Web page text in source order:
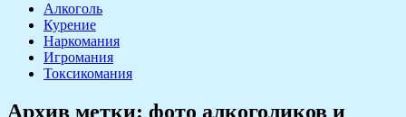
Алкоголь
Курение
Наркомания
Игромания
Токсикомания
Архив метки: фото алкоголиков и